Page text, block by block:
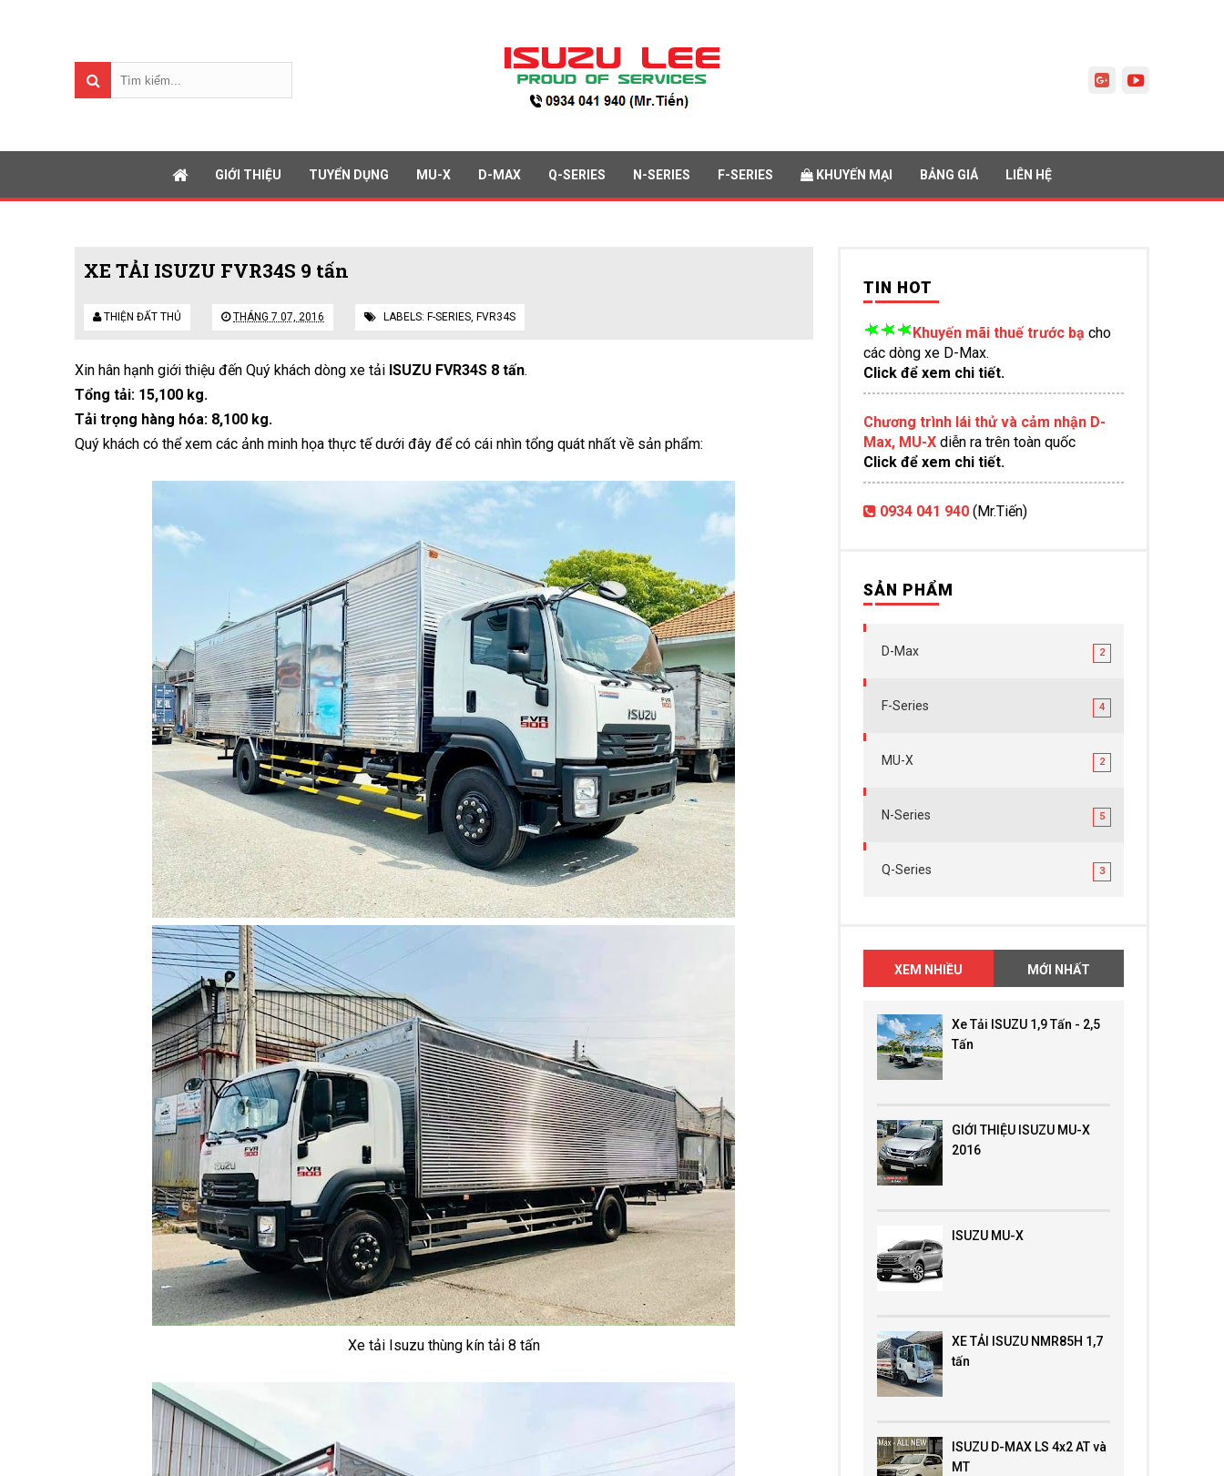
GIỚI THIỆU TUYỂN DỤNG MU-X D-MAX Q-SERIES N-SERIES F-SERIES KHUYẾN MẠI BẢNG GIÁ LIÊN HỆ
XE TẢI ISUZU FVR34S 9 tấn
THIỆN ĐẤT THỦ THÁNG 7 07, 2016 LABELS: F-SERIES, FVR34S
Xin hân hạnh giới thiệu đến Quý khách dòng xe tải ISUZU FVR34S 8 tấn.
Tổng tải: 15,100 kg.
Tải trọng hàng hóa: 8,100 kg.
Quý khách có thể xem các ảnh minh họa thực tế dưới đây để có cái nhìn tổng quát nhất về sản phẩm:
Xe tải Isuzu thùng kín tải 8 tấn
TIN HOT
Khuyến mãi thuế trước bạ cho
các dòng xe D-Max.
Click để xem chi tiết.
Chương trình lái thử và cảm nhận D-
Max, MU-Xdiễn ra trên toàn quốc
Click để xem chi tiết.
0934 041 940(Mr.Tiến)
SẢN PHẨM
D-Max 2
F-Series 4
MU-X 2
N-Series 5
Q-Series 3
XEM NHIỀU MỚI NHẤT
Xe Tải ISUZU 1,9 Tấn - 2,5
Tấn
GIỚI THIỆU ISUZU MU-X
2016
ISUZU MU-X
XE TẢI ISUZU NMR85H 1,7
tấn
ISUZU D-MAX LS 4x2 AT và
MT